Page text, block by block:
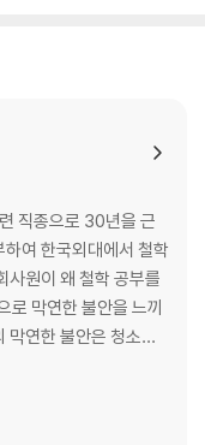
, 김진영, 「헤어질 결심」
랜드」
비드 흄, 러셀
데스, 호프스태터, 에셔
, 로스코
은 편지」
직종으로 30년을 근
여 한국외대에서 철학
사원이 왜 철학 공부를
로 막연한 불안을 느끼
막연한 불안은 청소년
불안을 극복하고자
었다. 그리고 세계가